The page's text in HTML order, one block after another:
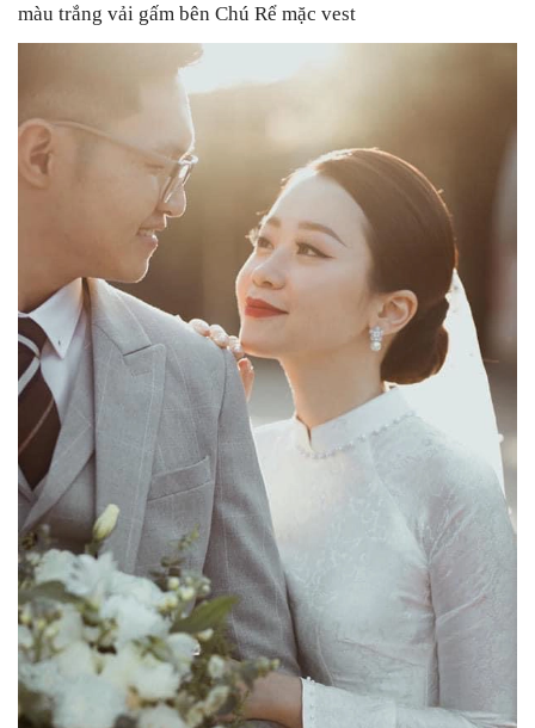
màu trắng vải gấm bên Chú Rể mặc vest